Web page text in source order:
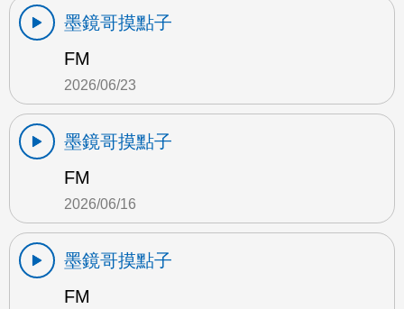
墨鏡哥摸點子
FM
2026/06/23
墨鏡哥摸點子
FM
2026/06/16
墨鏡哥摸點子
FM